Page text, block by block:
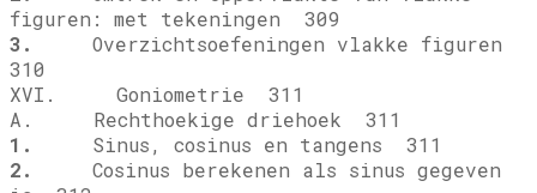
figuren: met tekeningen 309
3.
Overzichtsoefeningen vlakke figuren
310
XVI. Goniometrie 311
A. Rechthoekige driehoek 311
1.
Sinus, cosinus en tangens 311
2.
Cosinus berekenen als sinus gegeven